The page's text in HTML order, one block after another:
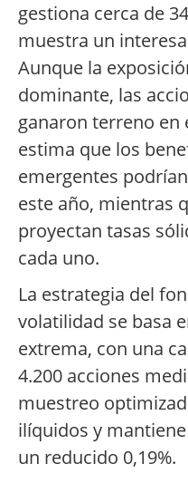
gestiona cerca de
muestra un
Aunque la
dominante, las
ganaron terreno
estima que los
emergentes
este año, mientras
proyectan tasas
cada uno.
La estrategia del
volatilidad se basa
extrema, con una
4.200 acciones
muestreo
ilíquidos y
un reducido 0,19%.